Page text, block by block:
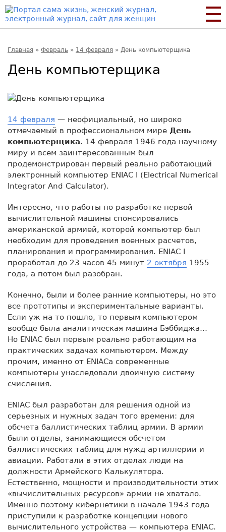
Главная » Февраль » 14 февраля » День компьютерщика
День компьютерщика
14 февраля — неофициальный, но широко
отмечаемый в профессиональном мире День
компьютерщика. 14 февраля 1946 года научному
миру и всем заинтересованным был
продемонстрирован первый реально работающий
электронный компьютер ENIAC I (Electrical Numerical
Integrator And Calculator).
Интересно, что работы по разработке первой
вычислительной машины спонсировались
американской армией, которой компьютер был
необходим для проведения военных расчетов,
планирования и программирования. ENIAC I
проработал до 23 часов 45 минут 2 октября 1955
года, а потом был разобран.
Конечно, были и более ранние компьютеры, но это
все прототипы и экспериментальные варианты.
Если уж на то пошло, то первым компьютером
вообще была аналитическая машина Бэббиджа…
Но ENIAC был первым реально работающим на
практических задачах компьютером. Между
прочим, именно от ENIACа современные
компьютеры унаследовали двоичную систему
счисления.
ENIAC был разработан для решения одной из
серьезных и нужных задач того времени: для
обсчета баллистических таблиц армии. В армии
были отделы, занимающиеся обсчетом
баллистических таблиц для нужд артиллерии и
авиации. Работали в этих отделах люди на
должности Армейского Калькулятора.
Естественно, мощности и производительности этих
«вычислительных ресурсов» армии не хватало.
Именно поэтому кибернетики в начале 1943 года
приступили к разработке концепции нового
вычислительного устройства — компьютера ENIAC.